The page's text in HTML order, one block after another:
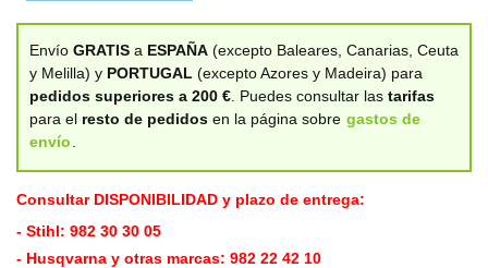
Envío GRATIS a ESPAÑA (excepto Baleares, Canarias, Ceuta
y Melilla) y PORTUGAL (excepto Azores y Madeira) para
pedidos superiores a 200 € . Puedes consultar las tarifas
para el resto de pedidos en la página sobre gastos de
envío
Consultar DISPONIBILIDAD y plazo de entrega:
- Stihl: 982 30 30 05
- Husqvarna y otras marcas: 982 22 42 10